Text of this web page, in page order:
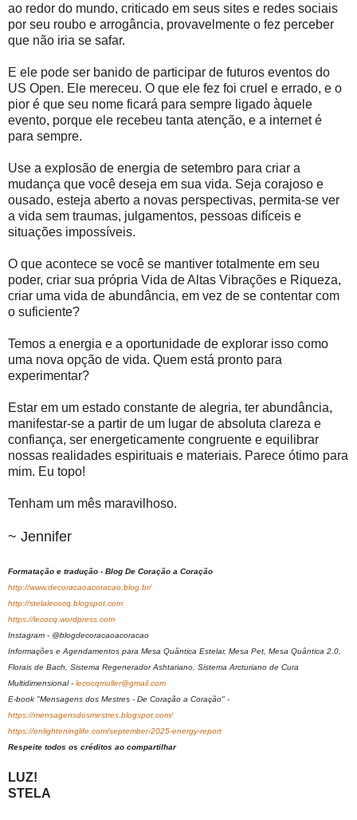
ao redor do mundo, criticado em seus sites e redes sociais
por seu roubo e arrogância, provavelmente o fez perceber
que não iria se safar.
E ele pode ser banido de participar de futuros eventos do
US Open. Ele mereceu. O que ele fez foi cruel e errado, e o
pior é que seu nome ficará para sempre ligado àquele
evento, porque ele recebeu tanta atenção, e a internet é
para sempre.
Use a explosão de energia de setembro para criar a
mudança que você deseja em sua vida. Seja corajoso e
ousado, esteja aberto a novas perspectivas, permita-se ver
a vida sem traumas, julgamentos, pessoas difíceis e
situações impossíveis.
O que acontece se você se mantiver totalmente em seu
poder, criar sua própria Vida de Altas Vibrações e Riqueza,
criar uma vida de abundância, em vez de se contentar com
o suficiente?
Temos a energia e a oportunidade de explorar isso como
uma nova opção de vida. Quem está pronto para
experimentar?
Estar em um estado constante de alegria, ter abundância,
manifestar-se a partir de um lugar de absoluta clareza e
confiança, ser energeticamente congruente e equilibrar
nossas realidades espirituais e materiais. Parece ótimo para
mim. Eu topo!
Tenham um mês maravilhoso.
~ Jennifer
Formatação e tradução - Blog De Coração a Coração
http://www.decoracaoacoracao.blog.br/
http://stelalecocq.blogspot.com
https://lecocq.wordpress.com
Instagram - @blogdecoracaoacoracao
Informações e Agendamentos para Mesa Quântica Estelar, Mesa Pet, Mesa Quântica 2.0,
Florais de Bach, Sistema Regenerador Ashtariano, Sistema Arcturiano de Cura
Multidimensional - lecocqmuller@gmail.com
E-book "Mensagens dos Mestres - De Coração a Coração" -
https://mensagensdosmestres.blogspot.com/
https://enlighteninglife.com/september-2025-energy-report
Respeite todos os créditos ao compartilhar
LUZ!
STELA